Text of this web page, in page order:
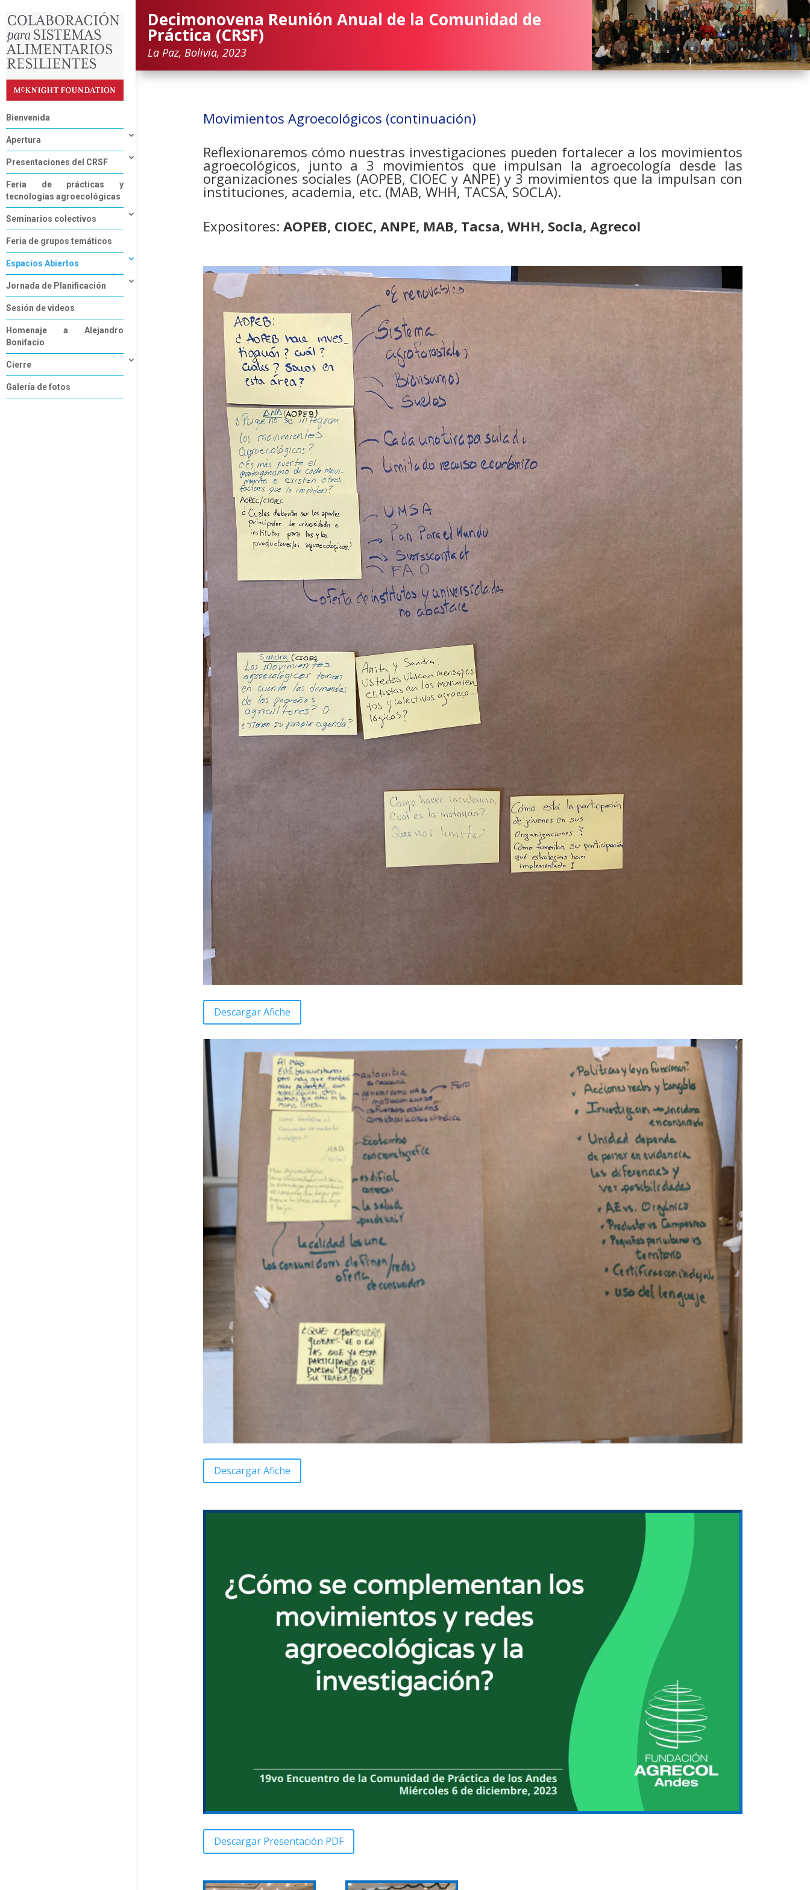
Bienvenida
Apertura
Presentaciones del CRSF
Feria de prácticas y
tecnologías agroecológicas
Seminarios colectivos
Feria de grupos temáticos
Espacios Abiertos
Jornada de Planificación
Sesión de videos
Homenaje a Alejandro
Bonifacio
Cierre
Galería de fotos
Decimonovena Reunión Anual de la Comunidad de
Práctica (CRSF)
La Paz, Bolivia, 2023
Movimientos Agroecológicos (continuación)
Reflexionaremos cómo nuestras investigaciones pueden fortalecer a los movimientos
agroecológicos, junto a 3 movimientos que impulsan la agroecología desde las
organizaciones sociales (AOPEB, CIOEC y ANPE) y 3 movimientos que la impulsan con
instituciones, academia, etc. (MAB, WHH, TACSA, SOCLA).
Expositores: AOPEB, CIOEC, ANPE, MAB, Tacsa, WHH, Socla, Agrecol
Descargar Afiche
Descargar Afiche
Descargar Presentación PDF